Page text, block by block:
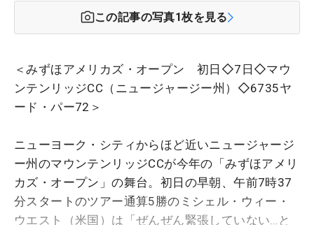
この記事の写真1枚を見る
＜みずほアメリカズ・オープン 初日◇7日◇マウ
ンテンリッジCC（ニュージャージー州）◇6735ヤ
ード・パー72＞
ニューヨーク・シティからほど近いニュージャージ
ー州のマウンテンリッジCCが今年の「みずほアメリ
カズ・オープン」の舞台。初日の早朝、午前7時37
分スタートのツアー通算5勝のミシェル・ウィー・
ウエスト（米国）は「ぜんぜん緊張していない…と